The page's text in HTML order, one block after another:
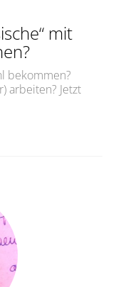
mit
bekommen?
arbeiten? Jetzt
mit